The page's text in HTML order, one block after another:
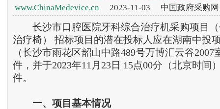
www.ChinaMedevice.cn 2023-11-03 中国政府采购
长沙市口腔医院牙科综合治疗机采购项目（
治疗椅） 招标项目的潜在投标人应在湖南中投
（长沙市雨花区韶山中路489号万博汇云谷2007
件，并于2023年11月23日 15点00分（北京时间
件。
一、 项目基本情况